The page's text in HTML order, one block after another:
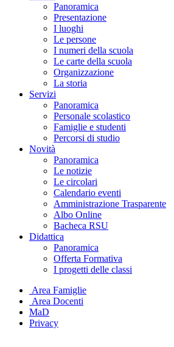
Panoramica
Presentazione
I luoghi
Le persone
I numeri della scuola
Le carte della scuola
Organizzazione
La storia
Servizi
Panoramica
Personale scolastico
Famiglie e studenti
Percorsi di studio
Novità
Panoramica
Le notizie
Le circolari
Calendario eventi
Amministrazione Trasparente
Albo Online
Bacheca RSU
Didattica
Panoramica
Offerta Formativa
I progetti delle classi
Area Famiglie
Area Docenti
MaD
Privacy